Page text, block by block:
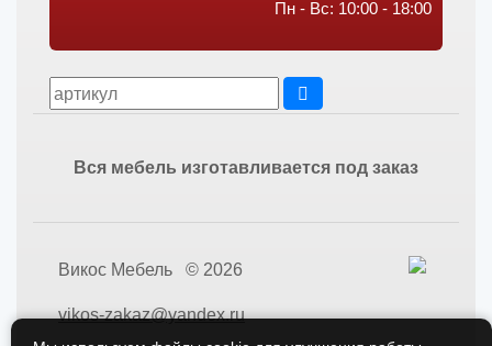
Пн - Вс: 10:00 - 18:00
Вся мебель изготавливается под заказ
Викос Мебель © 2026
vikos-zakaz@yandex.ru